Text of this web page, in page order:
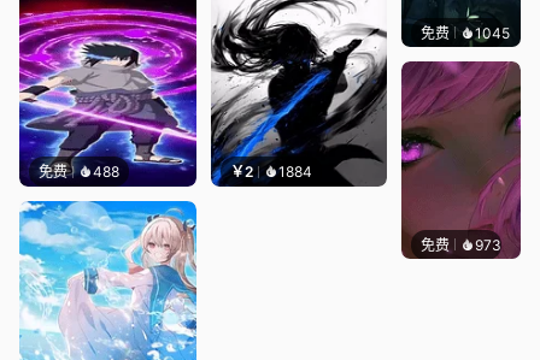
免费 488 ￥2 1884
免费 1045辰东
免费 973辰东